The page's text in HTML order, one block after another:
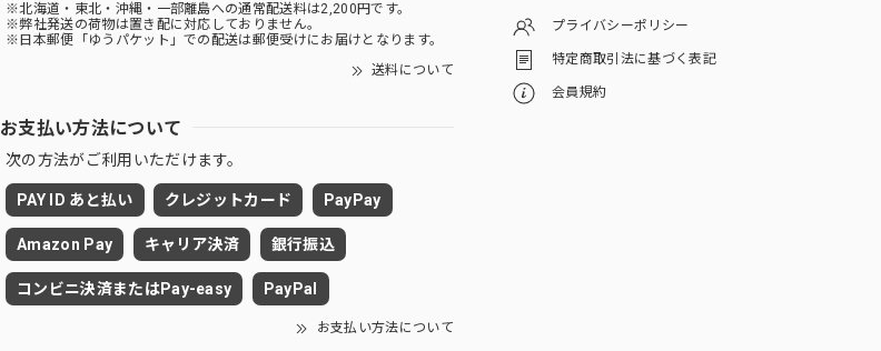
※北海道・東北・沖縄・一部離島への通常配送料は2,200円です。
※弊社発送の荷物は置き配に対応しておりません。
※日本郵便「ゆうパケット」での配送は郵便受けにお届けとなります。
送料について
お支払い方法について
次の方法がご利用いただけます。
PAY ID あと払い クレジットカード PayPay
Amazon Pay キャリア決済 銀行振込
コンビニ決済またはPay-easy PayPal
お支払い方法について
プライバシーポリシー
特定商取引法に基づく表記
会員規約